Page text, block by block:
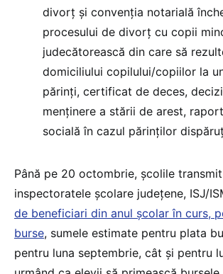
divorț și convenția notarială
procesului de divorț cu copii
judecătorească din care să
domiciliului copilului/copiilor la
părinți, certificat de deces,
menținere a stării de arest,
socială în cazul părinților
Până pe 20 octombrie, școlile
inspectoratele școlare județene, ISJ/
de beneficiari din anul școlar în curs,
burse, sumele estimate pentru plata
pentru luna septembrie, cât și pentru